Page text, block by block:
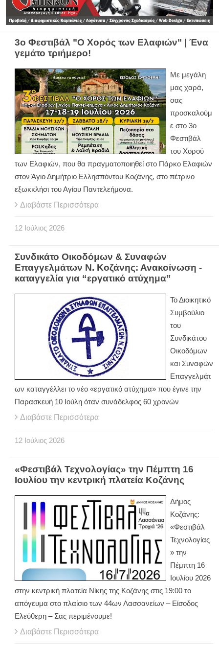
3ο Φεστιβάλ "Ο Χορός των Ελαφιών" | Ένα
γεμάτο τριήμερο!
Με μεγάλη
μας χαρά,
σας
προσκαλούμ
ε στο 3ο
Φεστιβάλ
του Χορού
των Ελαφιών, που θα πραγματοποιηθεί στο Πάρκο Ελαφιών
στον Άγιο Δημήτριο Ελλησπόντου Κοζάνης, στο πέτρινο
εξωκκλήσι του Αγίου Παντελεήμονα.
Διαβάστε Περισσότερα
12 Ιούλιος 2026
Συνδικάτο Οικοδόμων & Συναφών
Επαγγελμάτων Ν. Κοζάνης: Ανακοίνωση -
καταγγελία για “εργατικό ατύχημα”
Το Διοικητικό
Συμβούλιο
του
Συνδικάτου
Οικοδόμων
και Συναφών
Επαγγελμάτ
ων καταγγέλλει το νέο «εργατικό ατύχημα» που έγινε την
Παρασκευή 10 Ιούλη όταν συνάδελφος 60 χρονών
Διαβάστε Περισσότερα
12 Ιούλιος 2026
«Φεστιβάλ Τεχνολογίας» την Πέμπτη 16
Ιουλίου την κεντρική πλατεία Κοζάνης
Δήμος
Κοζάνης:
«Φεστιβάλ
Τεχνολογίας
» την
Πέμπτη 16
Ιουλίου 2026
στην κεντρική πλατεία Νίκης της Κοζάνης στις 19:00 το
απόγευμα στο πλαίσιο των 44ων Λασσανείων – Είσοδος
Ελεύθερη – Σας περιμένουμε!
Διαβάστε Περισσότερα